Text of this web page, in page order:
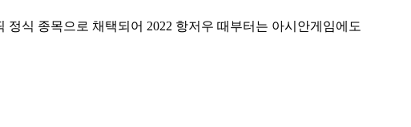
정식 종목으로 채택되어 2022 항저우 때부터는 아시안게임에도